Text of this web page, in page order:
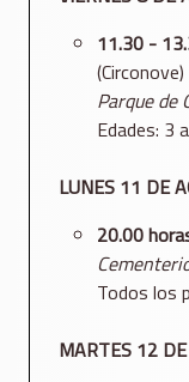
11.30 -
(Circonove)
Parque de
Edades: 3
LUNES 11 DE
20.00
Todos los
MARTES 12